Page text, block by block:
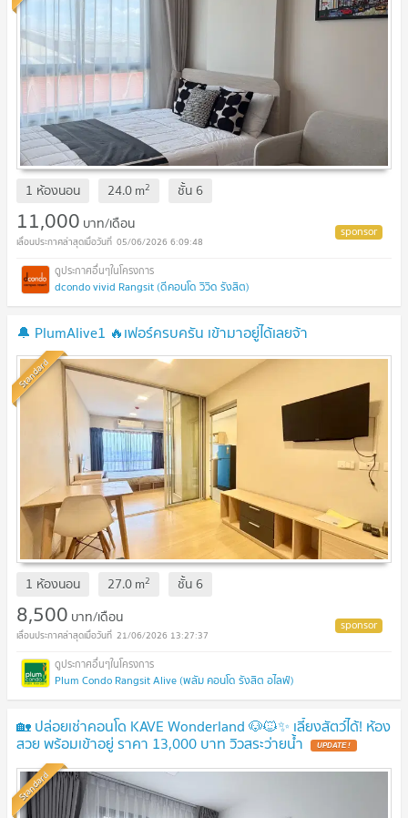
1 ห้องนอน 24.0m2 ชั้น 6
11,000 บาท/เดือน
05/06/2026 6:09:48
dcondo vivid Rangsit (ดีคอนโด วิวิด รังสิต)
🔔 PlumAlive1 🔥เฟอร์ครบครัน เข้ามาอยู่ได้เลยจ้า
Standard
1 ห้องนอน 27.0m2 ชั้น 6
8,500 บาท/เดือน
21/06/2026 13:27:37
Plum Condo Rangsit Alive (พลัม คอนโด รังสิต อไลฟ์)
🏡 ปล่อยเช่าคอนโด KAVE Wonderland 🐶🐱✨ เลี้ยงสัตว์ได้! ห้อง
สวย พร้อมเข้าอยู่ ราคา 13,000 บาท วิวสระว่ายน้ำ
Standard